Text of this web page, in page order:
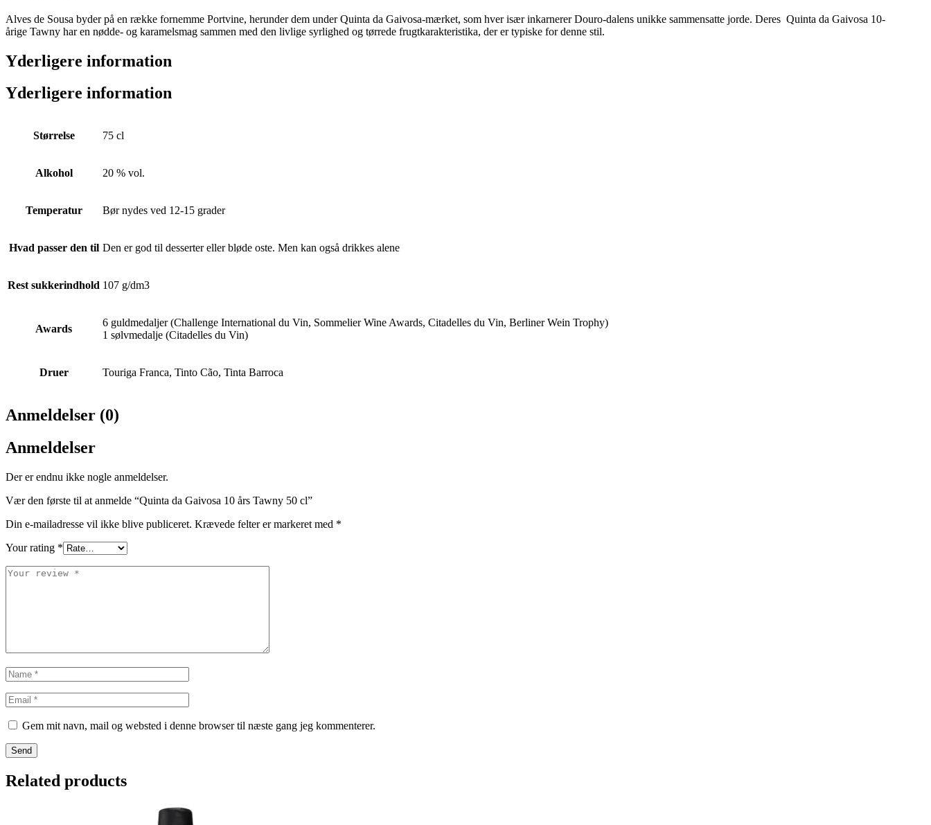
Alves de Sousa byder på en række fornemme Portvine, herunder dem under Quinta da Gaivosa-mærket, som hver især inkarnerer Douro-dalens unikke sammensatte jorde. Deres Quinta da Gaivosa 10-
årige Tawny har en nødde- og karamelsmag sammen med den livlige syrlighed og tørrede frugtkarakteristika, der er typiske for denne stil.
Yderligere information
Yderligere information
Størrelse 75 cl
Alkohol 20 % vol.
Temperatur Bør nydes ved 12-15 grader
Hvad passer den til Den er god til desserter eller bløde oste. Men kan også drikkes alene
Rest sukkerindhold 107 g/dm3
Awards
6 guldmedaljer (Challenge International du Vin, Sommelier Wine Awards, Citadelles du Vin, Berliner Wein Trophy)
1 sølvmedalje (Citadelles du Vin)
Druer Touriga Franca, Tinto Cão, Tinta Barroca
Anmeldelser (0)
Anmeldelser
Der er endnu ikke nogle anmeldelser.
Vær den første til at anmelde “Quinta da Gaivosa 10 års Tawny 50 cl”
Din e-mailadresse vil ikke blive publiceret. Krævede felter er markeret med *
Your rating *
Gem mit navn, mail og websted i denne browser til næste gang jeg kommenterer.
Send
Related products